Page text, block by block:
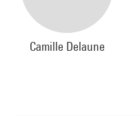
Camille Delaune